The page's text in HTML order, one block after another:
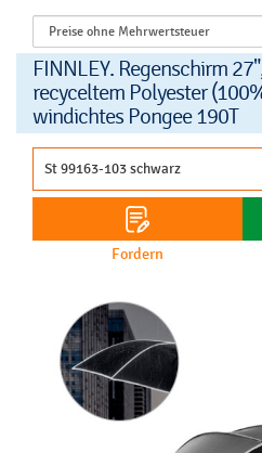
FINNLEY. Regenschirm
recyceltem Polyester
windichtes Pongee 190T
Fordern